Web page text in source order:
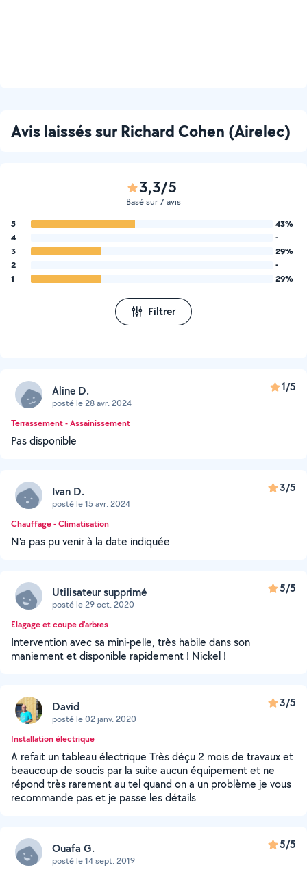
Avis laissés sur Richard Cohen (Airelec)
3,3/5
Basé sur 7 avis
5
43%
4
-
3
29%
2
-
1
29%
Filtrer
Aline D.
posté le 28 avr. 2024
1/5
Terrassement - Assainissement
Pas disponible
Ivan D.
posté le 15 avr. 2024
3/5
Chauffage - Climatisation
N'a pas pu venir à la date indiquée
Utilisateur supprimé
posté le 29 oct. 2020
5/5
Elagage et coupe d'arbres
Intervention avec sa mini-pelle, très habile dans son
maniement et disponible rapidement ! Nickel !
David
posté le 02 janv. 2020
3/5
Installation électrique
A refait un tableau électrique Très déçu 2 mois de travaux et
beaucoup de soucis par la suite aucun équipement et ne
répond très rarement au tel quand on a un problème je vous
recommande pas et je passe les détails
Ouafa G.
posté le 14 sept. 2019
5/5